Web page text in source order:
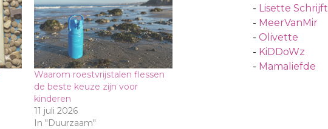
Waarom roestvrijstalen flessen
de beste keuze zijn voor
kinderen
11 juli 2026
In "Duurzaam"
- Lisette Schrijft
- MeerVanMir
- Olivette
- KiDDoWz
- Mamaliefde